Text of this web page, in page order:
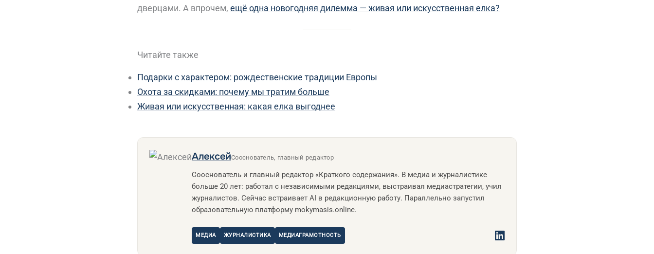
дверцами. А впрочем, ещё одна новогодняя дилемма — живая или искусственная елка?
Читайте также
Подарки с характером: рождественские традиции Европы
Охота за скидками: почему мы тратим больше
Живая или искусственная: какая елка выгоднее
АлексейСооснователь, главный редактор
Сооснователь и главный редактор «Краткого содержания». В медиа и журналистике
больше 20 лет: работал с независимыми редакциями, выстраивал медиастратегии, учил
журналистов. Сейчас встраивает AI в редакционную работу. Параллельно запустил
образовательную платформу mokymasis.online.
МЕДИА ЖУРНАЛИСТИКА МЕДИАГРАМОТНОСТЬ